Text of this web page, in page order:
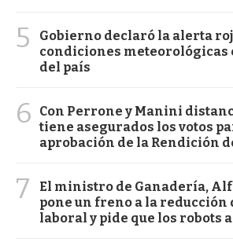
5
Gobierno declaró la alerta
condiciones meteorológicas
del país
6
Con Perrone y Manini
tiene asegurados los votos
aprobación de la Rendición
7
El ministro de Ganadería,
pone un freno a la reducción
laboral y pide que los robots